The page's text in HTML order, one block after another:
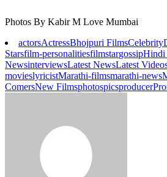
Photos By Kabir M Love Mumbai
actorsActressBhojpuri FilmsCelebrity
Starsfilm-personalitiesfilmstargossipHindi
NewsinterviewsLatest NewsLatest
movieslyricistMarathi-filmsmarathi-news
ComersNew Filmsphotospicsproducer